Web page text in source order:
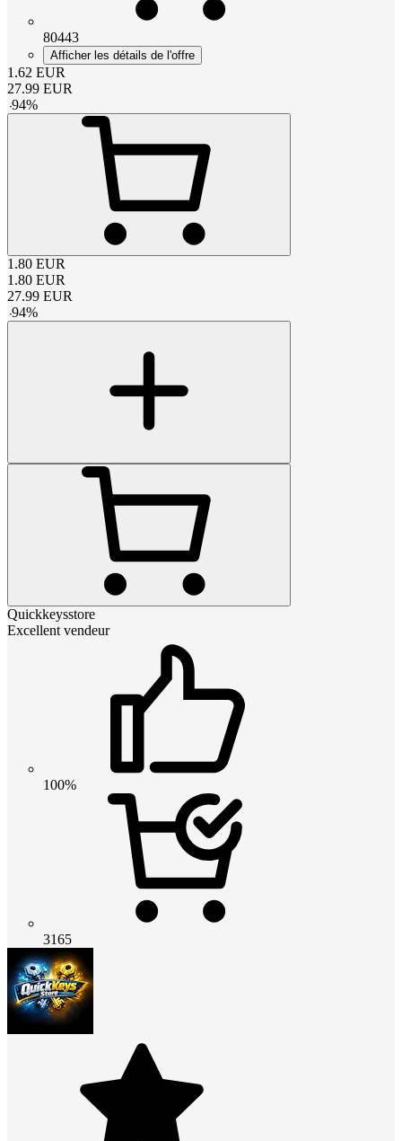
80443
Afficher les détails de l'offre
1.62 EUR
27.99 EUR
-94%
1.80 EUR
1.80 EUR
27.99 EUR
-94%
Quickkeysstore
Excellent vendeur
100%
3165